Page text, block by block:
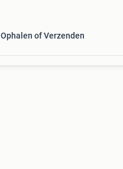
Ophalen of Verzenden